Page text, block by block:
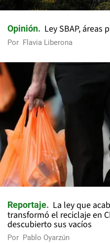
Opinión Ley SBAP, áreas
Por Flavia Liberona
Reportaje
La ley que
transformó el reciclaje en
descubierto sus vacíos
Por Pablo Oyarzún